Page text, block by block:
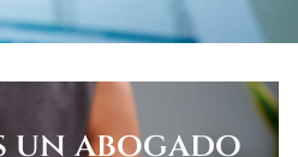
un abogado